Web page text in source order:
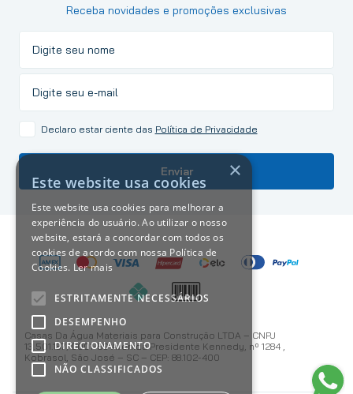
Receba novidades e promoções exclusivas
Declaro estar ciente das Política de Privacidade
Enviar
Casas Da Água Materiais para Construção LTDA – CNPJ
13.501.187/0001-59 Avenida Presidente Kennedy, nº 1284 ,
Kobrasol, São José – SC – CEP: 88.102-400
×
Este website usa cookies
Este website usa cookies para melhorar a
experiência do usuário. Ao utilizar o nosso
website, estará a concordar com todos os
cookies de acordo com nossa Política de
Cookies. Ler mais
ESTRITAMENTE NECESSÁRIOS
DESEMPENHO
DIRECIONAMENTO
NÃO CLASSIFICADOS